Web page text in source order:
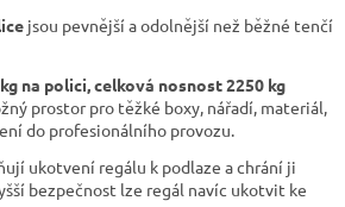
jsou pevnější a odolnější než běžné tenčí
na polici, celková nosnost 2250 kg
prostor pro těžké boxy, nářadí, materiál,
do profesionálního provozu.
ukotvení regálu k podlaze a chrání ji
bezpečnost lze regál navíc ukotvit ke